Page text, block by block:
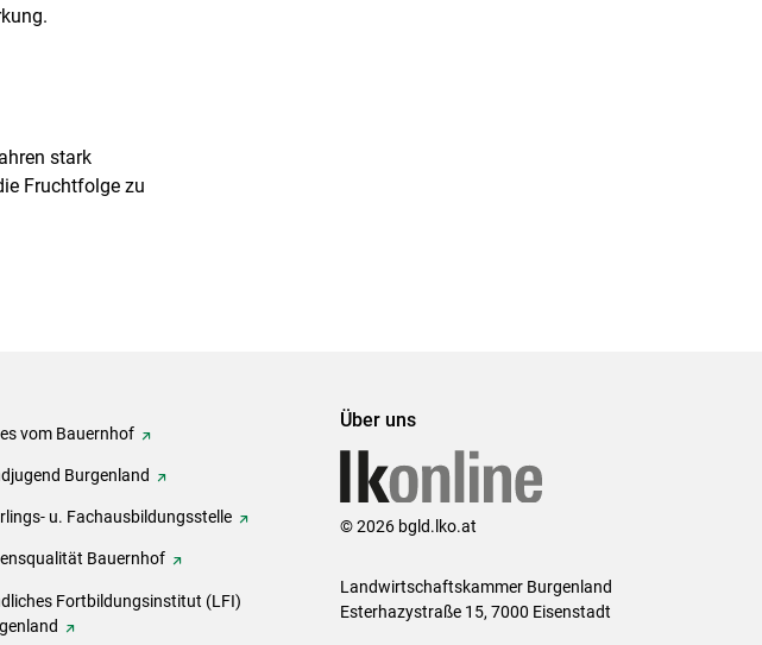
stark
Fruchtfolge zu
vom Bauernhof
Burgenland
u. Fachausbildungsstelle
Bauernhof
Fortbildungsinstitut (LFI)
Über uns
© 2026 bgld.lko.at
Landwirtschaftskammer Burgenland
Esterhazystraße 15, 7000 Eisenstadt